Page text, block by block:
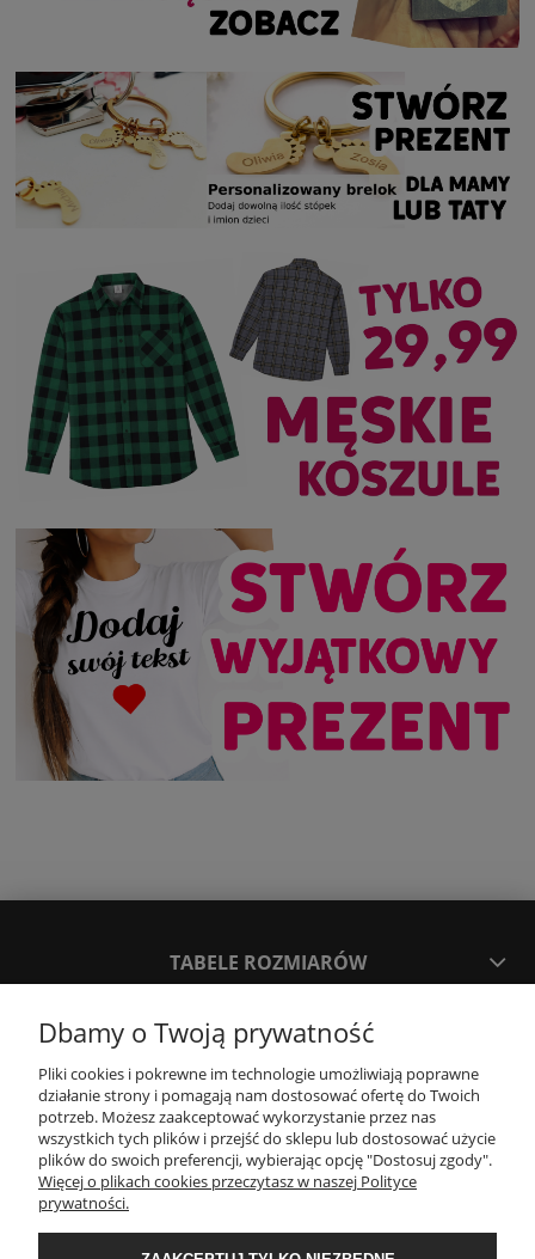
TABELE ROZMIARÓW
SPOSOBY PŁATNOŚCI ORAZ CZAS I KOSZTY DOSTAWY
KONTAKT
WYMIANA / ZWROTY / REKLAMACJE
Dbamy o Twoją prywatność
Pliki cookies i pokrewne im technologie umożliwiają poprawne
działanie strony i pomagają nam dostosować ofertę do Twoich
potrzeb. Możesz zaakceptować wykorzystanie przez nas
wszystkich tych plików i przejść do sklepu lub dostosować użycie
plików do swoich preferencji, wybierając opcję "Dostosuj zgody".
Więcej o plikach cookies przeczytasz w naszej Polityce
prywatności.